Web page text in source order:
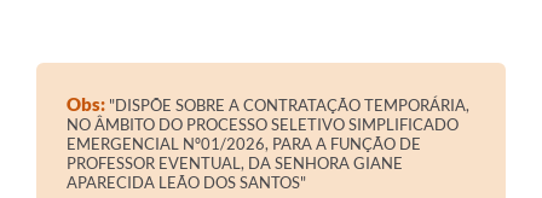
Obs: "DISPÕE SOBRE A CONTRATAÇÃO TEMPORÁRIA,
NO ÂMBITO DO PROCESSO SELETIVO SIMPLIFICADO
EMERGENCIAL Nº01/2026, PARA A FUNÇÃO DE
PROFESSOR EVENTUAL, DA SENHORA GIANE
APARECIDA LEÃO DOS SANTOS"